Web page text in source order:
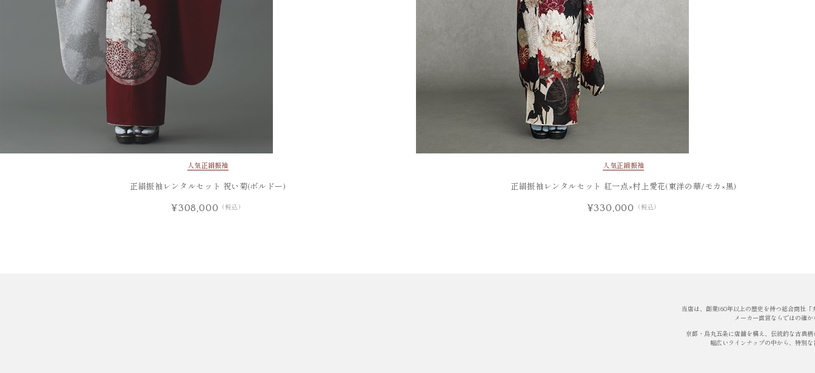
人気 正絹振袖
正絹振袖レンタルセット 祝い菊(ボルドー)
¥308,000 （税込）
人気正絹振袖
正絹振袖レンタルセット 紅一点×村上愛花(東洋の華/モカ×黒)
¥330,000 （税込）
当店は、創業160年以上の歴史を持つ総合商社
メーカー直営ならではの確
京都・烏丸五条に店舗を構え、伝統的な古典
幅広いラインナップの中から、特別